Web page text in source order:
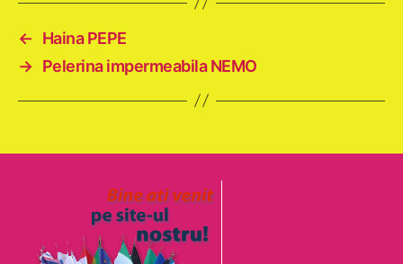
←
Haina PEPE
→ Pelerina impermeabila NEMO